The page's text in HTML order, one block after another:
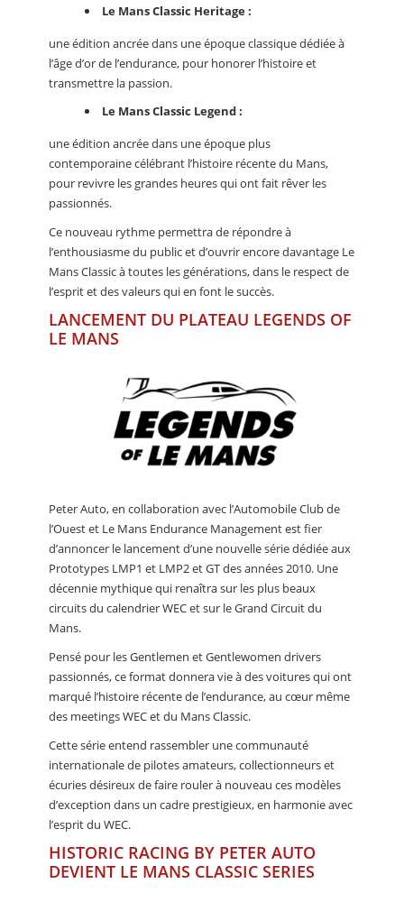
Le Mans Classic Heritage :
une édition ancrée dans une époque classique dédiée à
l’âge d’or de l’endurance, pour honorer l’histoire et
transmettre la passion.
Le Mans Classic Legend :
une édition ancrée dans une époque plus
contemporaine célébrant l’histoire récente du Mans,
pour revivre les grandes heures qui ont fait rêver les
passionnés.
Ce nouveau rythme permettra de répondre à
l’enthousiasme du public et d’ouvrir encore davantage Le
Mans Classic à toutes les générations, dans le respect de
l’esprit et des valeurs qui en font le succès.
LANCEMENT DU PLATEAU LEGENDS OF
LE MANS
Peter Auto, en collaboration avec l’Automobile Club de
l’Ouest et Le Mans Endurance Management est fier
d’annoncer le lancement d’une nouvelle série dédiée aux
Prototypes LMP1 et LMP2 et GT des années 2010. Une
décennie mythique qui renaîtra sur les plus beaux
circuits du calendrier WEC et sur le Grand Circuit du
Mans.
Pensé pour les Gentlemen et Gentlewomen drivers
passionnés, ce format donnera vie à des voitures qui ont
marqué l’histoire récente de l’endurance, au cœur même
des meetings WEC et du Mans Classic.
Cette série entend rassembler une communauté
internationale de pilotes amateurs, collectionneurs et
écuries désireux de faire rouler à nouveau ces modèles
d’exception dans un cadre prestigieux, en harmonie avec
l’esprit du WEC.
HISTORIC RACING BY PETER AUTO
DEVIENT LE MANS CLASSIC SERIES